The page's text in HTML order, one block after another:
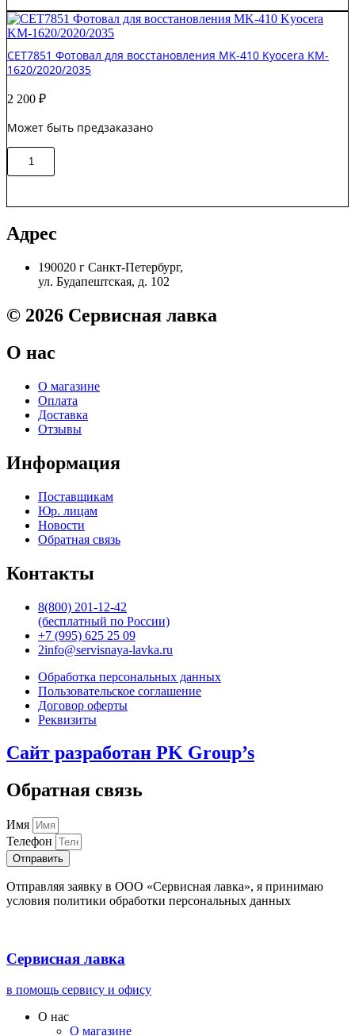
HP
LJ
Enterprise
M607/M608/M609
S'tech
CET7851 Фотовал для восстановления MK-410 Kyocera KM-
1620/2020/2035
2 200 ₽
Может быть предзаказано
Количество
товара
для
восстановления
MK-
Kyocera
Адрес
190020 г Санкт-Петербург,
ул. Будапештская, д. 102
© 2026 Сервисная лавка
О нас
О магазине
Оплата
Доставка
Отзывы
Информация
Поставщикам
Юр. лицам
Новости
Обратная связь
Контакты
8(800) 201-12-42
(бесплатный по России)
+7 (995) 625 25 09
2info@servisnaya-lavka.ru
Обработка персональных данных
Пользовательское соглашение
Договор оферты
Реквизиты
Сайт разработан PK Group’s
Обратная связь
Имя
Телефон
Отправить
Отправляя заявку в ООО «Сервисная лавка», я принимаю
условия политики обработки персональных данных
Сервисная лавка
в помощь сервису и офису
О нас
О магазине